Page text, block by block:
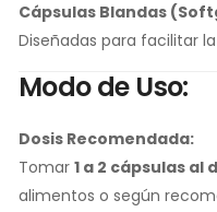
Cápsulas Blandas
Diseñadas para facilitar
Modo de Uso:
Dosis Recomendada:
Tomar 1 a 2 cápsulas al
alimentos o según